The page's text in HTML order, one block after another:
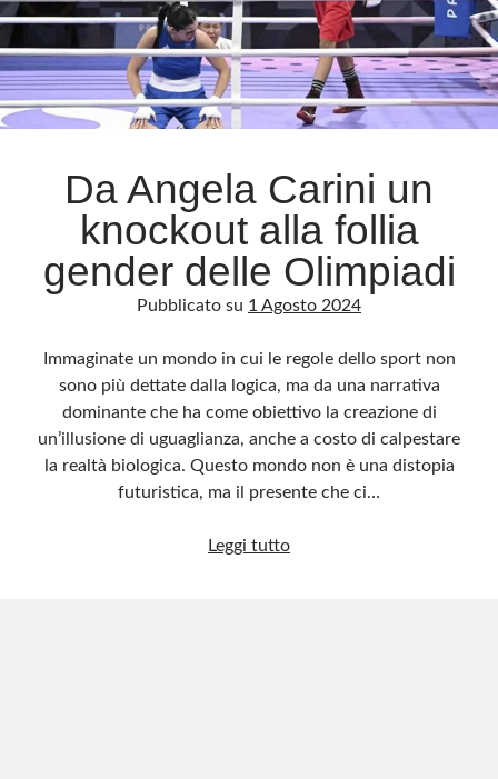
Da Angela Carini un
knockout alla follia
gender delle Olimpiadi
Pubblicato su 1 Agosto 2024
Immaginate un mondo in cui le regole dello sport non
sono più dettate dalla logica, ma da una narrativa
dominante che ha come obiettivo la creazione di
un’illusione di uguaglianza, anche a costo di calpestare
la realtà biologica. Questo mondo non è una distopia
futuristica, ma il presente che ci…
Leggi tuttoDa